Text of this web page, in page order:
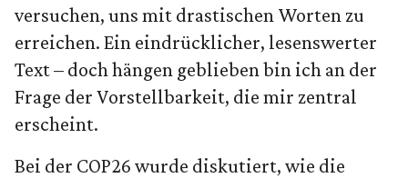
versuchen, uns mit drastischen Worten zu
erreichen. Ein eindrücklicher, lesenswerter
Text – doch hängen geblieben bin ich an der
Frage der Vorstellbarkeit, die mir zentral
erscheint.
Bei der COP26 wurde diskutiert, wie die